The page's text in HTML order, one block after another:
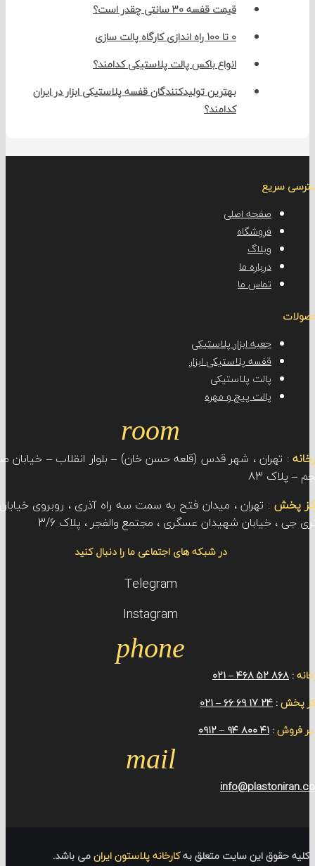
قیمت قفسه 30 سانتی چقدر است؟
انواع باکس پالت پلاستیکی کدامند؟
بهترین تولیدکنندگان قفسه پلاستیکی ابزار در ایران
کدامند؟
صفحه اصلی
فروشگاه
وبلاگ
درباره ما
تماس ما
جعبه ابزار پلاستیکی
قفسه پلاستیکی ابزار
پالت پلاستیکی
پالت پیچ و مهره
room
، شهر قدس (قلعه حسن خان) – بلوار انقلاب – خیابان صنعت
83
: تهران ، میدان فتح به سمت سه راه آذری ، روبروی خیابان سی
خیابان شهیدان عسگری ، مجتمع والفجر ، پلاک 3/6
در شبکه های اجتماعی ما را دنبال کنید
Telegram
Instagram
phone
۴۶۸ – ۰۲۱
:24 ۱7 ۶۹ ۶۶ – ۰۲۱
:۴۱ ۸۰۰ ۹۴ – ۰۹۱۲
mail
این سایت متعلق بهکارخانه پلاستون ایرانمی باشد.